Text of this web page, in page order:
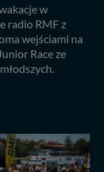
w
radio RMF z
wejściami na
Race ze